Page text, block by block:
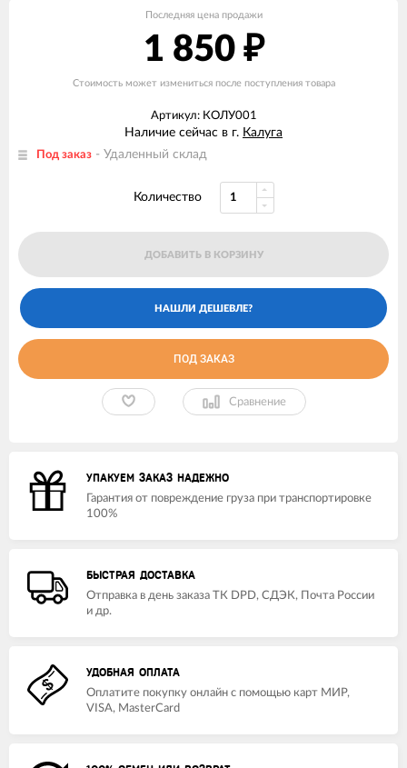
Последняя цена продажи
1 850 ₽
Стоимость может измениться после поступления товара
Артикул: КОЛУ001
Наличие сейчас в г. Калуга
Под заказ - Удаленный склад
Количество
ДОБАВИТЬ В КОРЗИНУ
ПОД ЗАКАЗ
Сравнение
УПАКУЕМ ЗАКАЗ НАДЕЖНО
Гарантия от повреждение груза при транспортировке
100%
БЫСТРАЯ ДОСТАВКА
Отправка в день заказа ТК DPD, СДЭК, Почта России
и др.
УДОБНАЯ ОПЛАТА
Оплатите покупку онлайн с помощью карт МИР,
VISA, MasterCard